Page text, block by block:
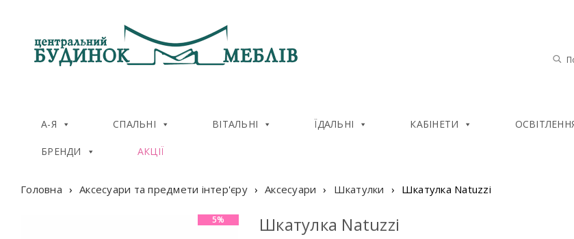
А-Я СПАЛЬНІ ВІТАЛЬНІ ЇДАЛЬНІ КАБІНЕТИ
БРЕНДИ АКЦІЇ
Головна › Аксесуари та предмети інтер'єру › Аксесуари › Шкатулки › Шкатулка Natuzzi
5% Шкатулка Natuzzi